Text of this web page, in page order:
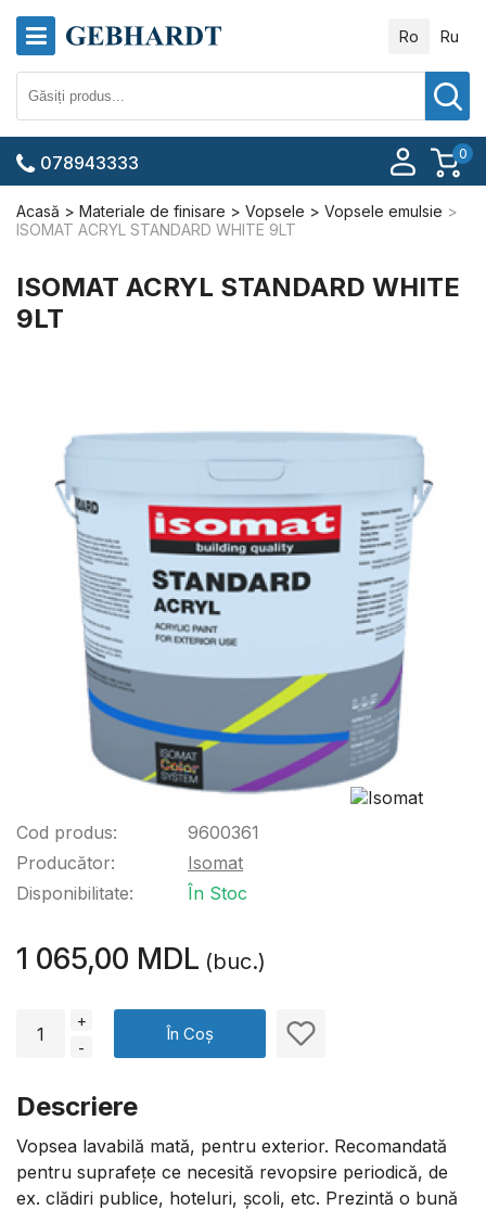
Ro Ru
0
078943333
Acasă Materiale de finisare Vopsele
Vopsele emulsie
ISOMAT ACRYL STANDARD WHITE 9LT
ISOMAT ACRYL STANDARD WHITE
9LT
Cod produs:
Producător:
Disponibilitate:
9600361
Isomat
În Stoc
1 065,00 MDL (buc.)
+
-
În Coș
Descriere
Vopsea lavabilă mată, pentru exterior. Recomandată
pentru suprafețe ce necesită revopsire periodică, de
ex. clădiri publice, hoteluri, școli, etc. Prezintă o bună